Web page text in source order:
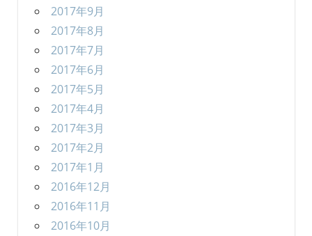
2017年9月
2017年8月
2017年7月
2017年6月
2017年5月
2017年4月
2017年3月
2017年2月
2017年1月
2016年12月
2016年11月
2016年10月